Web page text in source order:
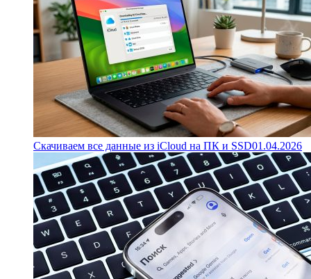
Скачиваем все данные из iCloud на ПК и SSD01.04.2026